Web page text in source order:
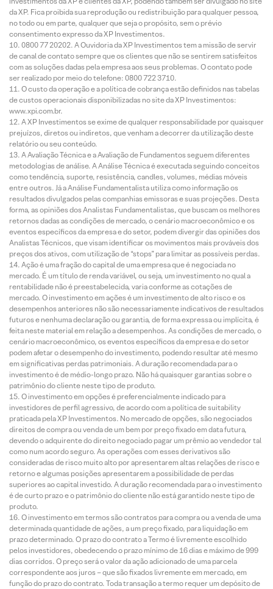
da XP. Fica proibida sua reprodução ou redistribuição para qualquer pessoa,
no todo ou em parte, qualquer que seja o propósito, sem o prévio
consentimento expresso da XP Investimentos.
0800 77 20202. A Ouvidoria da XP Investimentos tem a missão de servir
de canal de contato sempre que os clientes que não se sentirem satisfeitos
com as soluções dadas pela empresa aos seus problemas. O contato pode
ser realizado por meio do telefone: 0800 722 3710.
O custo da operação e a política de cobrança estão definidos nas tabelas
de custos operacionais disponibilizadas no site da XP Investimentos:
www.xpi.com.br.
A XP Investimentos se exime de qualquer responsabilidade por quaisquer
prejuízos, diretos ou indiretos, que venham a decorrer da utilização deste
relatório ou seu conteúdo.
A Avaliação Técnica e a Avaliação de Fundamentos seguem diferentes
metodologias de análise. A Análise Técnica é executada seguindo conceitos
como tendência, suporte, resistência, candles, volumes, médias móveis
entre outros. Já a Análise Fundamentalista utiliza como informação os
resultados divulgados pelas companhias emissoras e suas projeções. Desta
forma, as opiniões dos Analistas Fundamentalistas, que buscam os melhores
retornos dadas as condições de mercado, o cenário macroeconômico e os
eventos específicos da empresa e do setor, podem divergir das opiniões dos
Analistas Técnicos, que visam identificar os movimentos mais prováveis dos
preços dos ativos, com utilização de “stops” para limitar as possíveis perdas.
Ação é uma fração do capital de uma empresa que é negociada no
mercado. É um título de renda variável, ou seja, um investimento no qual a
rentabilidade não é preestabelecida, varia conforme as cotações de
mercado. O investimento em ações é um investimento de alto risco e os
desempenhos anteriores não são necessariamente indicativos de resultados
futuros e nenhuma declaração ou garantia, de forma expressa ou implícita, é
feita neste material em relação a desempenhos. As condições de mercado, o
cenário macroeconômico, os eventos específicos da empresa e do setor
podem afetar o desempenho do investimento, podendo resultar até mesmo
em significativas perdas patrimoniais. A duração recomendada para o
investimento é de médio-longo prazo. Não há quaisquer garantias sobre o
patrimônio do cliente neste tipo de produto.
O investimento em opções é preferencialmente indicado para
investidores de perfil agressivo, de acordo com a política de suitability
praticada pela XP Investimentos. No mercado de opções, são negociados
direitos de compra ou venda de um bem por preço fixado em data futura,
devendo o adquirente do direito negociado pagar um prêmio ao vendedor tal
como num acordo seguro. As operações com esses derivativos são
consideradas de risco muito alto por apresentarem altas relações de risco e
retorno e algumas posições apresentarem a possibilidade de perdas
superiores ao capital investido. A duração recomendada para o investimento
é de curto prazo e o patrimônio do cliente não está garantido neste tipo de
produto.
O investimento em termos são contratos para compra ou a venda de uma
determinada quantidade de ações, a um preço fixado, para liquidação em
prazo determinado. O prazo do contrato a Termo é livremente escolhido
pelos investidores, obedecendo o prazo mínimo de 16 dias e máximo de 999
dias corridos. O preço será o valor da ação adicionado de uma parcela
correspondente aos juros – que são fixados livremente em mercado, em
função do prazo do contrato. Toda transação a termo requer um depósito de